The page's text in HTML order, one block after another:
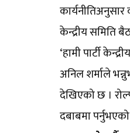
केन्द्रीय समिति
‘हामी पार्टी
अनिल शर्माले
देखिएको छ ।
दबाबमा पर्नुभएको